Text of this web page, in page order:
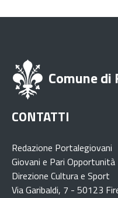
Comune di
CONTATTI
Redazione Portalegiovani
Giovani e Pari Opportunità
Direzione Cultura e Sport
Via Garibaldi, 7 - 50123